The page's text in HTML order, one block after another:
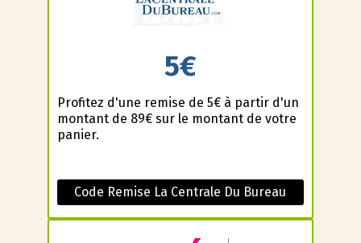
5€
Profitez d'une remise de 5€ à partir d'un
montant de 89€ sur le montant de votre
panier.
Code Remise La Centrale Du Bureau